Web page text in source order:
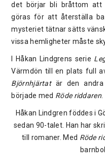
det börjar bli bråttom att
göras för att återställa
mysteriet tätnar sätts
vissa hemligheter måste
I Håkan Lindgrens serie
Värmdön till en plats full
Björnhjärtat är den
började med Röde riddaren.
Håkan Lindgren föddes i
sedan 90-talet. Han har
till romaner. Med Röde